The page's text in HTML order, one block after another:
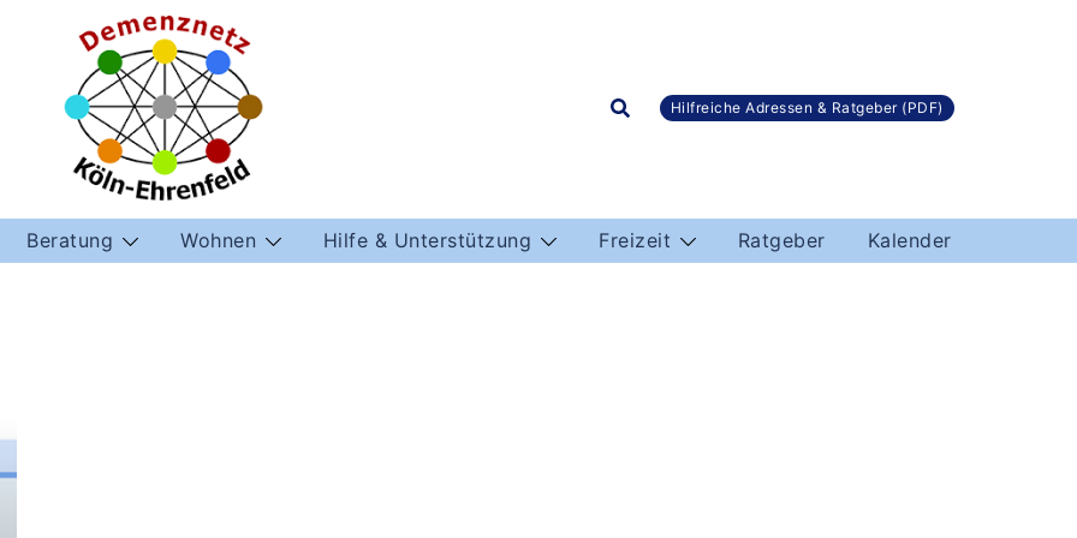
Hilfreiche Adressen & Ratgeber (PDF)
Beratung Wohnen Hilfe & Unterstützung Freizeit Ratgeber Kalender